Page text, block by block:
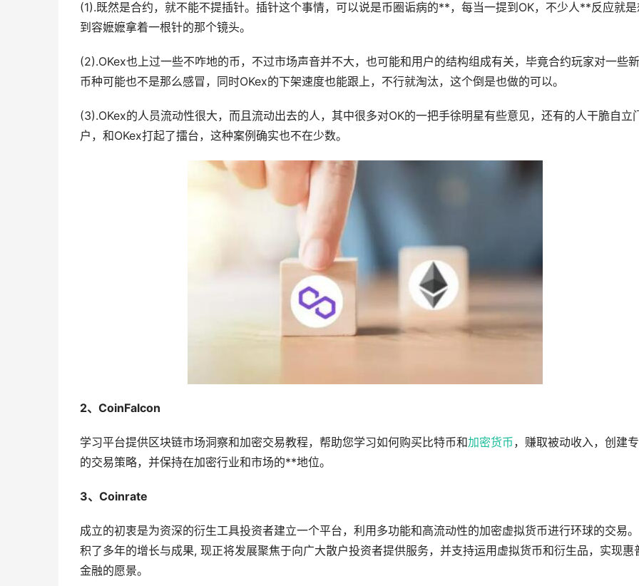
(1).既然是合约，就不能不提插针。插针这个事情，可以说是币圈诟病的**，每当一提到OK，不少人**反应就是
到容嬷嬷拿着一根针的那个镜头。
(2).OKex也上过一些不咋地的币，不过市场声音并不大，也可能和用户的结构组成有关，毕竟合约玩家对一些新
币种可能也不是那么感冒，同时OKex的下架速度也能跟上，不行就淘汰，这个倒是也做的可以。
(3).OKex的人员流动性很大，而且流动出去的人，其中很多对OK的一把手徐明星有些意见，还有的人干脆自立
户，和OKex打起了擂台，这种案例确实也不在少数。
2、CoinFalcon
学习平台提供区块链市场洞察和加密交易教程，帮助您学习如何购买比特币和加密货币，赚取被动收入，创建
的交易策略，并保持在加密行业和市场的**地位。
3、Coinrate
成立的初衷是为资深的衍生工具投资者建立一个平台，利用多功能和高流动性的加密虚拟货币进行环球的交易
积了多年的增长与成果, 现正将发展聚焦于向广大散户投资者提供服务，并支持运用虚拟货币和衍生品，实现惠
金融的愿景。